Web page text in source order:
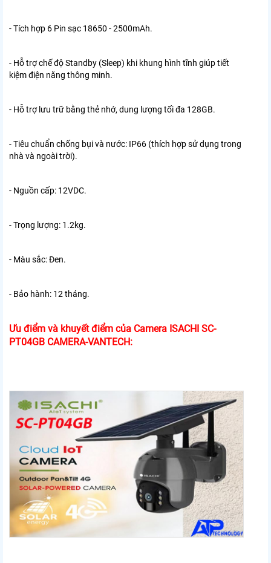
- Tích hợp 6 Pin sạc 18650 - 2500mAh.
- Hỗ trợ chế độ Standby (Sleep) khi khung hình tĩnh giúp tiết
kiệm điện năng thông minh.
- Hỗ trợ lưu trữ bằng thẻ nhớ, dung lượng tối đa 128GB.
- Tiêu chuẩn chống bụi và nước: IP66 (thích hợp sử dụng trong
nhà và ngoài trời).
- Nguồn cấp: 12VDC.
- Trọng lượng: 1.2kg.
- Màu sắc: Đen.
- Bảo hành: 12 tháng.
Ưu điểm và khuyết điểm của Camera ISACHI SC-
PT04GB CAMERA-VANTECH: